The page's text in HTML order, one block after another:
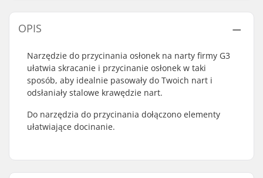
OPIS
Narzędzie do przycinania osłonek na narty firmy G3
ułatwia skracanie i przycinanie osłonek w taki
sposób, aby idealnie pasowały do Twoich nart i
odsłaniały stalowe krawędzie nart.
Do narzędzia do przycinania dołączono elementy
ułatwiające docinanie.